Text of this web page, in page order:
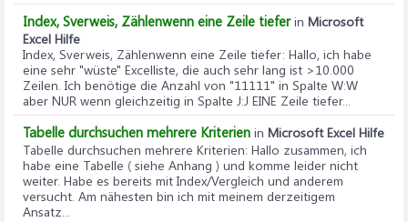
Index, Sverweis, Zählenwenn eine Zeile tieferin Microsoft
Excel Hilfe
Index, Sverweis, Zählenwenn eine Zeile tiefer: Hallo, ich habe
eine sehr "wüste" Excelliste, die auch sehr lang ist >10.000
Zeilen. Ich benötige die Anzahl von "11111" in Spalte W:W
aber NUR wenn gleichzeitig in Spalte J:J EINE Zeile tiefer...
Tabelle durchsuchen mehrere Kriterien in Microsoft Excel Hilfe
Tabelle durchsuchen mehrere Kriterien: Hallo zusammen, ich
habe eine Tabelle ( siehe Anhang ) und komme leider nicht
weiter. Habe es bereits mit Index/Vergleich und anderem
versucht. Am nähesten bin ich mit meinem derzeitigem
Ansatz...